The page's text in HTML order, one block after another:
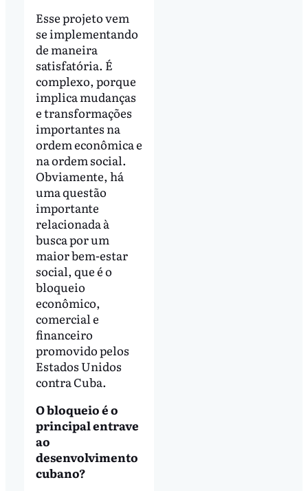
Esse projeto vem
se implementando
de maneira
satisfatória. É
complexo, porque
implica mudanças
e transformações
importantes na
ordem econômica e
na ordem social.
Obviamente, há
uma questão
importante
relacionada à
busca por um
maior bem-estar
social, que é o
bloqueio
econômico,
comercial e
financeiro
promovido pelos
Estados Unidos
contra Cuba.
O bloqueio é o
principal entrave
ao
desenvolvimento
cubano?